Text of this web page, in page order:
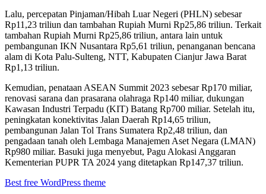
Lalu, percepatan Pinjaman/Hibah Luar Negeri (PHLN) sebesar
Rp11,23 triliun dan tambahan Rupiah Murni Rp25,86 triliun. Terkait
tambahan Rupiah Murni Rp25,86 triliun, antara lain untuk
pembangunan IKN Nusantara Rp5,61 triliun, penanganan bencana
alam di Kota Palu-Sulteng, NTT, Kabupaten Cianjur Jawa Barat
Rp1,13 triliun.
Kemudian, penataan ASEAN Summit 2023 sebesar Rp170 miliar,
renovasi sarana dan prasarana olahraga Rp140 miliar, dukungan
Kawasan Industri Terpadu (KIT) Batang Rp700 miliar. Setelah itu,
peningkatan konektivitas Jalan Daerah Rp14,65 triliun,
pembangunan Jalan Tol Trans Sumatera Rp2,48 triliun, dan
pengadaan tanah oleh Lembaga Manajemen Aset Negara (LMAN)
Rp980 miliar. Basuki juga menyebut, Pagu Alokasi Anggaran
Kementerian PUPR TA 2024 yang ditetapkan Rp147,37 triliun.
Best free WordPress theme